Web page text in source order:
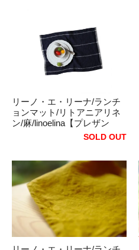
リーノ・エ・リーナ/ランチ
ョンマット/リトアニアリネ
ン/麻/linoelina【プレザン
ス】ダークブルー/ホワイト
SOLD OUT